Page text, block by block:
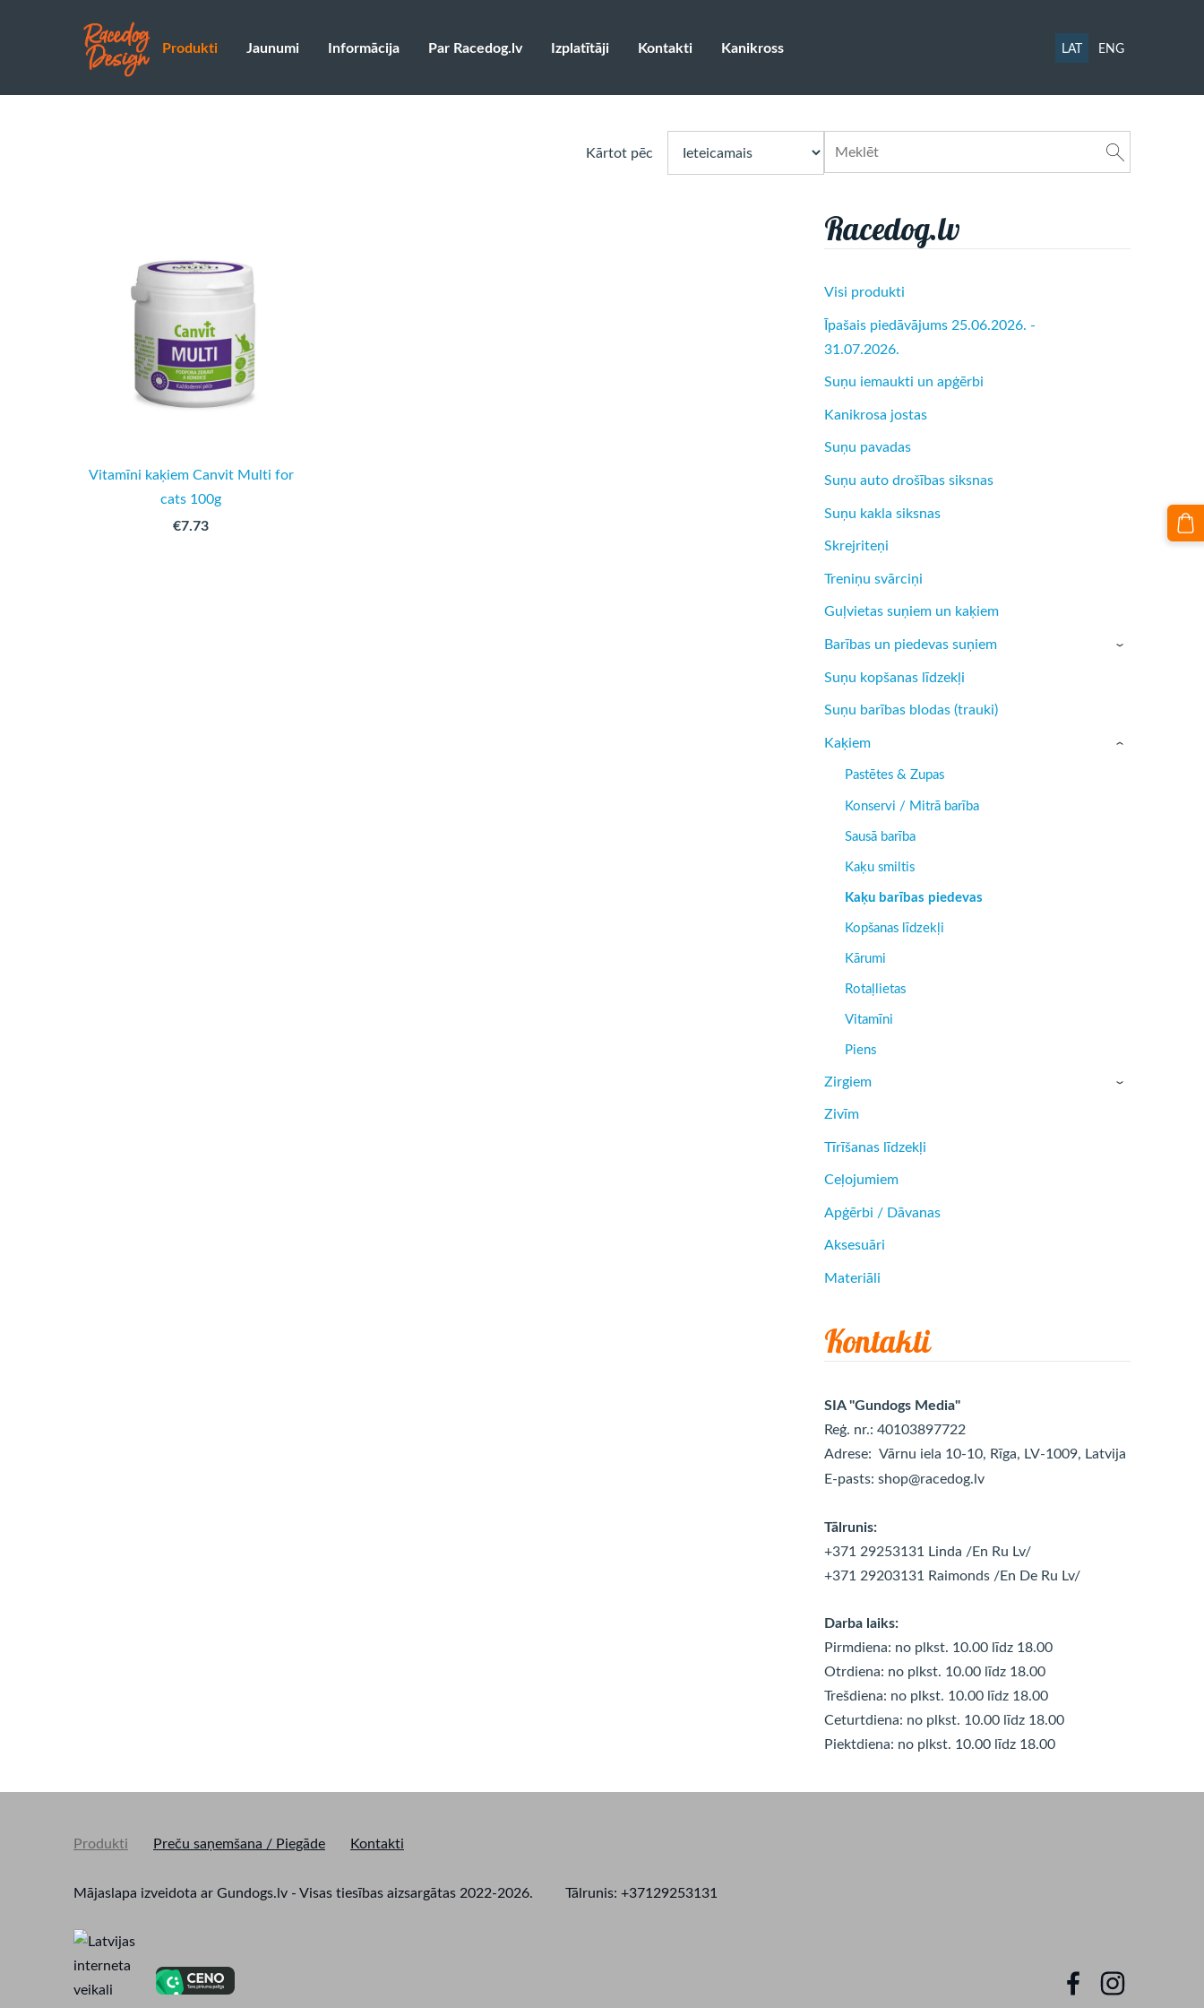
Produkti Jaunumi Informācija Par Racedog.lv Izplatītāji Kontakti Kanikross LAT ENG
Racedog.lv
Visi produkti
Īpašais piedāvājums 25.06.2026. -
31.07.2026.
Suņu iemaukti un apģērbi
Kanikrosa jostas
Suņu pavadas
Suņu auto drošības siksnas
Suņu kakla siksnas
Skrejriteņi
Treniņu svārciņi
Guļvietas suņiem un kaķiem
Barības un piedevas suņiem
›
Suņu kopšanas līdzekļi
Suņu barības blodas (trauki)
Kaķiem
Pastētes & Zupas
Konservi / Mitrā barība
Sausā barība
Kaķu smiltis
Kaķu barības piedevas
Kopšanas līdzekļi
Kārumi
Rotaļlietas
Vitamīni
Piens
›
Zirgiem ›
Zivīm
Tīrīšanas līdzekļi
Ceļojumiem
Apģērbi / Dāvanas
Aksesuāri
Materiāli
Kontakti
SIA "Gundogs Media"
Reģ. nr.: 40103897722
Adrese: Vārnu iela 10-10, Rīga, LV-1009, Latvija
E-pasts: shop@racedog.lv
Tālrunis:
+371 29253131 Linda /En Ru Lv/
+371 29203131 Raimonds /En De Ru Lv/
Darba laiks:
Pirmdiena: no plkst. 10.00 līdz 18.00
Otrdiena: no plkst. 10.00 līdz 18.00
Trešdiena: no plkst. 10.00 līdz 18.00
Ceturtdiena: no plkst. 10.00 līdz 18.00
Piektdiena: no plkst. 10.00 līdz 18.00
Kārtot pēc
Vitamīni kaķiem Canvit Multi for
cats 100g
€7.73
Produkti Preču saņemšana / Piegāde Kontakti
Mājaslapa izveidota ar Gundogs.lv - Visas tiesības aizsargātas 2022-2026. Tālrunis: +37129253131